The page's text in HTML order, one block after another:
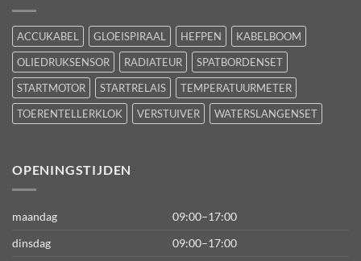
ACCUKABEL GLOEISPIRAAL HEFPEN
KABELBOOM
OLIEDRUKSENSOR
RADIATEUR
SPATBORDENSET
STARTMOTOR
STARTRELAIS
TEMPERATUURMETER
TOERENTELLERKLOK
VERSTUIVER WATERSLANGENSET
OPENINGSTIJDEN
maandag
09:00–17:00
dinsdag
09:00–17:00